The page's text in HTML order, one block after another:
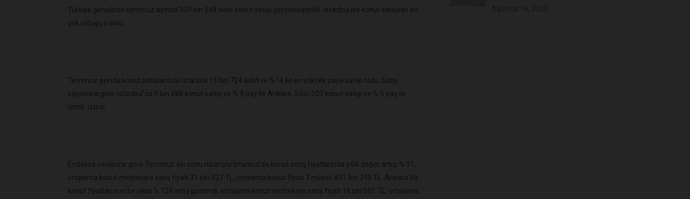
Türkiye genelinde temmuz ayında 109 bin 548 adet konut satışı gerçekleştirildi. İstanbul ise konut satışının en
çok olduğu il oldu.
Temmuz ayında konut satışlarında İstanbul 15 bin 724 adet ve %14 ile en yüksek paya sahip oldu. Satış
sayılarına göre İstanbul'da 9 bin 688 konut satışı ve % 9 pay ile Ankara, 5 bin 203 konut satışı ve % 5 pay ile
İzmir izledi.
Endeksa verilerine göre Temmuz ayı sonu itibarıyla İstanbul’da konut satış fiyatlarında yıllık değer artışı % 91,
ortalama konut metrekare satış fiyatı 31 bin 927 TL, ortalama konut fiyatı 3 milyon 831 bin 240 TL. Ankara’da
konut fiyatları son bir yılda % 124 artış gösterdi, ortalama konut metrekare satış fiyatı 16 bin 501 TL, ortalama